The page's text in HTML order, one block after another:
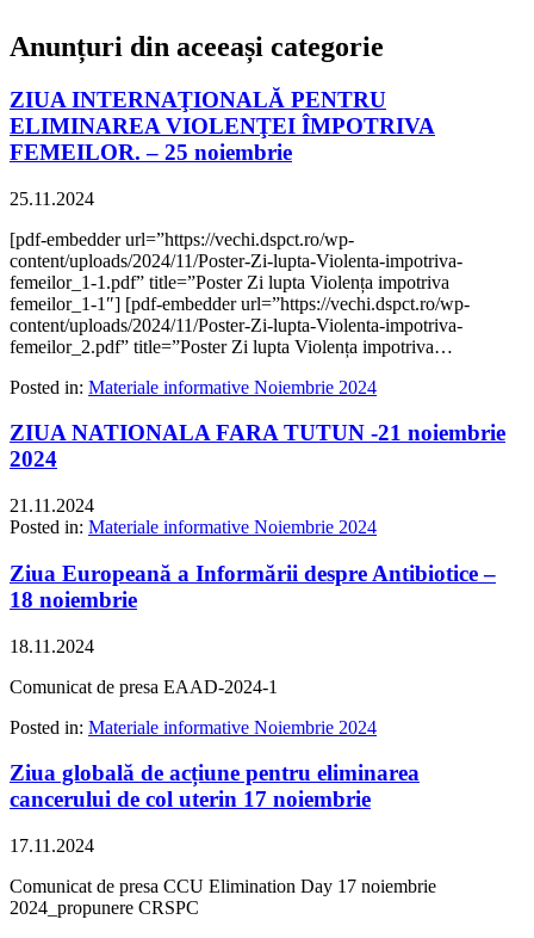
Anunțuri din aceeași categorie
ZIUA INTERNAŢIONALĂ PENTRU
ELIMINAREA VIOLENŢEI ÎMPOTRIVA
FEMEILOR. – 25 noiembrie
25.11.2024
[pdf-embedder url=”https://vechi.dspct.ro/wp-
content/uploads/2024/11/Poster-Zi-lupta-Violenta-impotriva-
femeilor_1-1.pdf” title=”Poster Zi lupta Violența impotriva
femeilor_1-1″] [pdf-embedder url=”https://vechi.dspct.ro/wp-
content/uploads/2024/11/Poster-Zi-lupta-Violenta-impotriva-
femeilor_2.pdf” title=”Poster Zi lupta Violența impotriva…
Posted in: Materiale informative Noiembrie 2024
ZIUA NATIONALA FARA TUTUN -21 noiembrie
2024
21.11.2024
Posted in: Materiale informative Noiembrie 2024
Ziua Europeană a Informării despre Antibiotice –
18 noiembrie
18.11.2024
Comunicat de presa EAAD-2024-1
Posted in: Materiale informative Noiembrie 2024
Ziua globală de acțiune pentru eliminarea
cancerului de col uterin 17 noiembrie
17.11.2024
Comunicat de presa CCU Elimination Day 17 noiembrie
2024_propunere CRSPC